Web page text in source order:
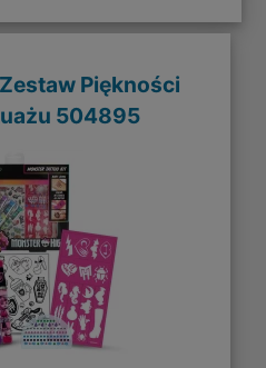
Piękności
504895